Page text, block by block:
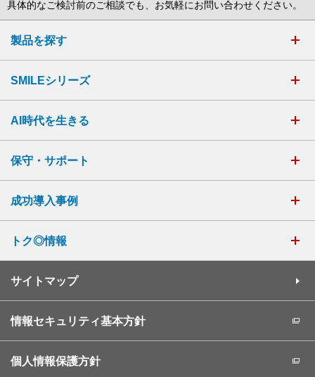
具体的なご検討前のご相談でも、お気軽にお問い合わせください。
製品を探す
SMILEシリーズ
AI時代を生きる
保守・サポート
成功導入事例
トク◎情報
サイトマップ
情報セキュリティ基本方針
個人情報保護方針